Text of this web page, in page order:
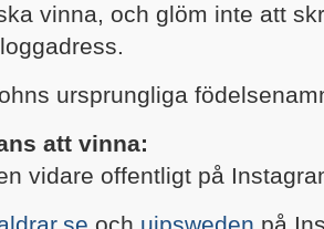
vinna, och glöm inte att
ursprungliga
att vinna:
vidare offentligt på